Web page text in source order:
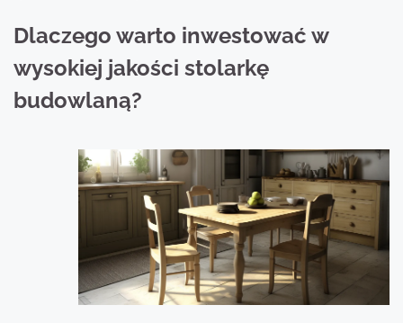
Dlaczego warto inwestować w
wysokiej jakości stolarkę
budowlaną?